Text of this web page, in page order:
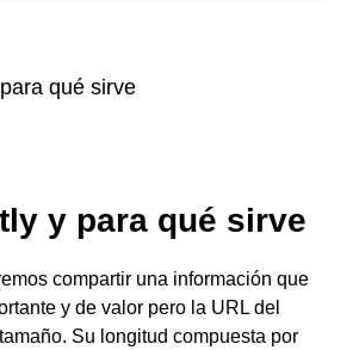
y para qué sirve
compartir una información que
y de valor pero la URL del
Su longitud compuesta por